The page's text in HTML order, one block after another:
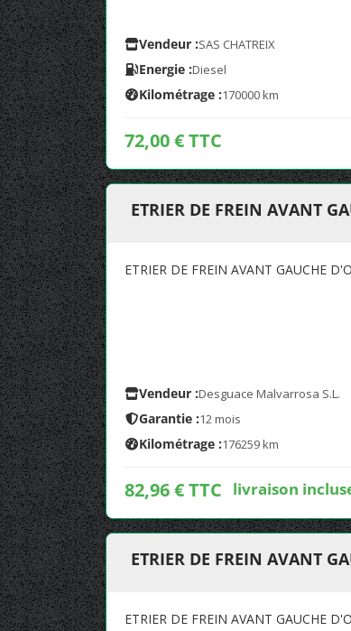
Vendeur :SAS CHATREIX
Energie :Diesel
Kilométrage :170000 km
72,00 € TTC
ETRIER DE FREIN AVANT
ETRIER DE FREIN AVANT GAUCHE
Vendeur :Desguace Malvarrosa S.L.
Garantie :12 mois
Kilométrage :176259 km
82,96 € TTC livraison
ETRIER DE FREIN AVANT
ETRIER DE FREIN AVANT GAUCHE